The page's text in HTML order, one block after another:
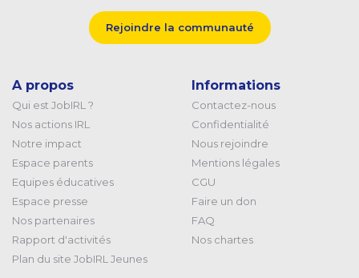
Rejoindre la communauté
A propos
Qui est JobIRL ?
Nos actions IRL
Notre impact
Espace parents
Equipes éducatives
Espace presse
Nos partenaires
Rapport d'activités
Plan du site JobIRL Jeunes
Informations
Contactez-nous
Confidentialité
Nous rejoindre
Mentions légales
CGU
Faire un don
FAQ
Nos chartes